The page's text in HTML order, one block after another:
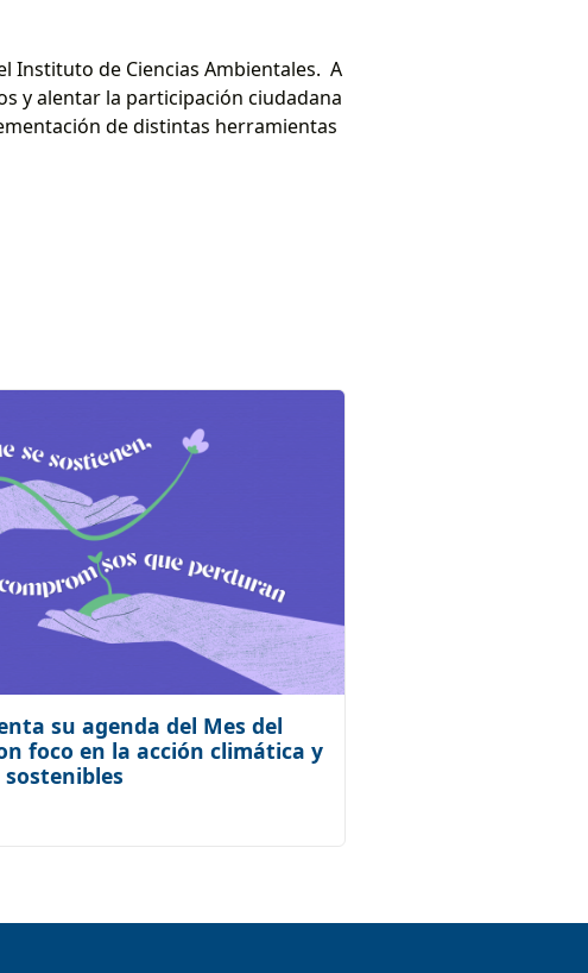
Instituto de Ciencias Ambientales. A
y alentar la participación ciudadana
de distintas herramientas
su agenda del Mes del
foco en la acción climática y